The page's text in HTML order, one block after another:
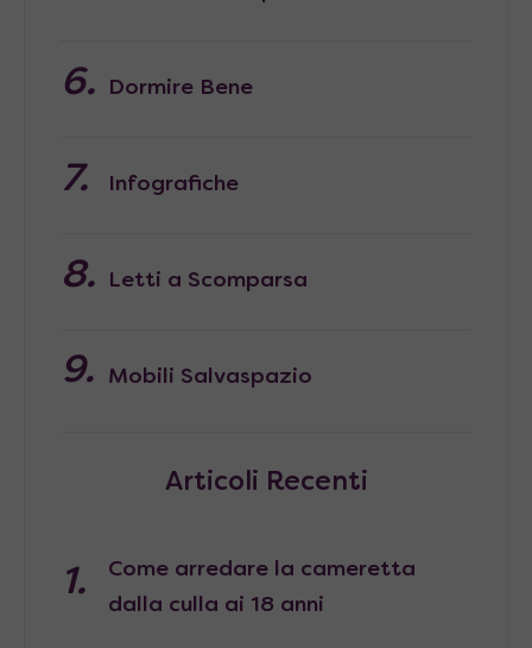
Dormire Bene
Infografiche
Letti a Scomparsa
Mobili Salvaspazio
Articoli Recenti
Come arredare la cameretta
dalla culla ai 18 anni